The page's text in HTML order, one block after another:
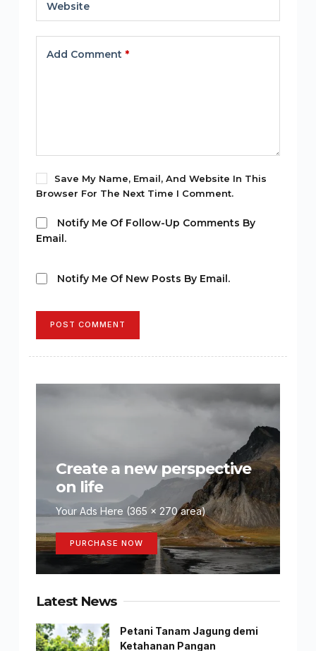
Website
Add Comment *
Save My Name, Email, And Website In This
Browser For The Next Time I Comment.
Notify Me Of Follow-Up Comments By
Email.
Notify Me Of New Posts By Email.
POST COMMENT
Create a new perspective
on life
Your Ads Here (365 x 270 area)
PURCHASE NOW
Latest News
Petani Tanam Jagung demi
Ketahanan Pangan